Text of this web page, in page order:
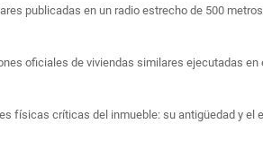
publicadas en un radio estrecho de 500
oficiales de viviendas similares ejecutadas
físicas críticas del inmueble: su antigüedad y el